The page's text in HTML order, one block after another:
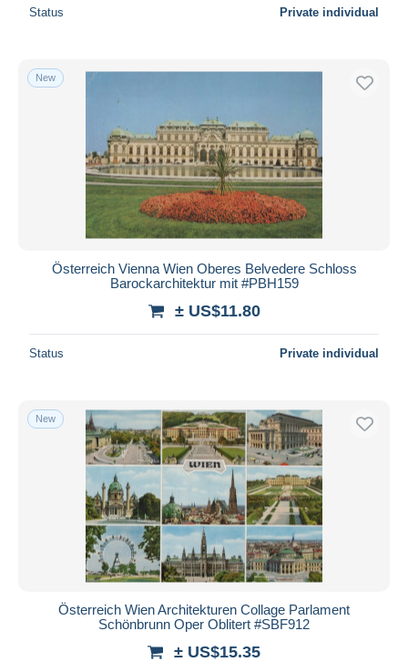
Status Private individual
New
Österreich Vienna Wien Oberes Belvedere Schloss
Barockarchitektur mit #PBH159
± US$11.80
Status Private individual
New
Österreich Wien Architekturen Collage Parlament
Schönbrunn Oper Oblitert #SBF912
± US$15.35